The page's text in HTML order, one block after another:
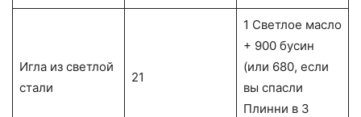
Игла из светлой
стали
21
1 Светлое масло
+ 900 бусин
(или 680, если
вы спасли
Плинни в 3